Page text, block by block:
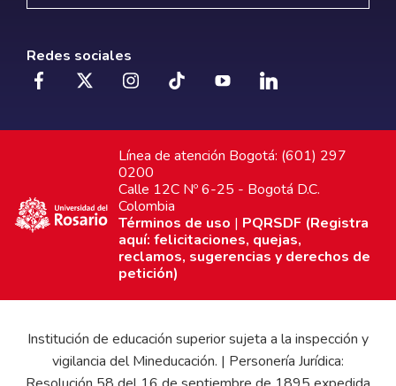
Redes sociales
Línea de atención Bogotá: (601) 297
0200
Calle 12C Nº 6-25 - Bogotá D.C.
Colombia
Términos de uso | PQRSDF (Registra
aquí: felicitaciones, quejas,
reclamos, sugerencias y derechos de
petición)
Institución de educación superior sujeta a la inspección y
vigilancia del Mineducación. | Personería Jurídica: